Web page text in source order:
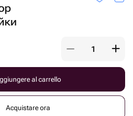
al carrello
Acquistare ora